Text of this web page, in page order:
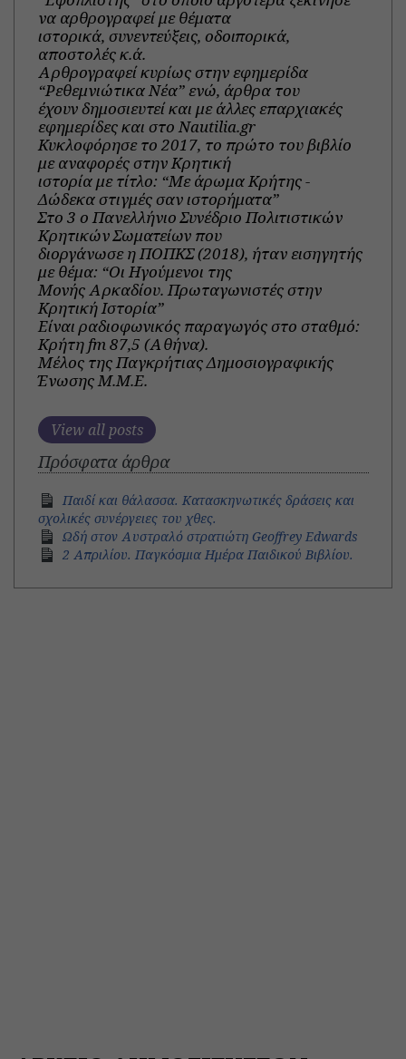
να αρθρογραφεί με θέματα
ιστορικά, συνεντεύξεις, οδοιπορικά,
αποστολές κ.ά.
Αρθρογραφεί κυρίως στην εφημερίδα
“Ρεθεμνιώτικα Νέα” ενώ, άρθρα του
έχουν δημοσιευτεί και με άλλες επαρχιακές
εφημερίδες και στο Nautilia.gr
Κυκλοφόρησε το 2017, το πρώτο του βιβλίο
με αναφορές στην Κρητική
ιστορία με τίτλο: “Με άρωμα Κρήτης -
Δώδεκα στιγμές σαν ιστορήματα”
Στο 3 ο Πανελλήνιο Συνέδριο Πολιτιστικών
Κρητικών Σωματείων που
διοργάνωσε η ΠΟΠΚΣ (2018), ήταν εισηγητής
με θέμα: “Οι Ηγούμενοι της
Μονής Αρκαδίου. Πρωταγωνιστές στην
Κρητική Ιστορία”
Είναι ραδιοφωνικός παραγωγός στο σταθμό:
Κρήτη fm 87,5 (Αθήνα).
Μέλος της Παγκρήτιας Δημοσιογραφικής
Ένωσης Μ.Μ.Ε.
View all posts
Πρόσφατα άρθρα
Παιδί και θάλασσα. Κατασκηνωτικές δράσεις και
σχολικές συνέργειες του χθες.
Ωδή στον Αυστραλό στρατιώτη Geoffrey Edwards
2 Απριλίου. Παγκόσμια Ημέρα Παιδικού Βιβλίου.